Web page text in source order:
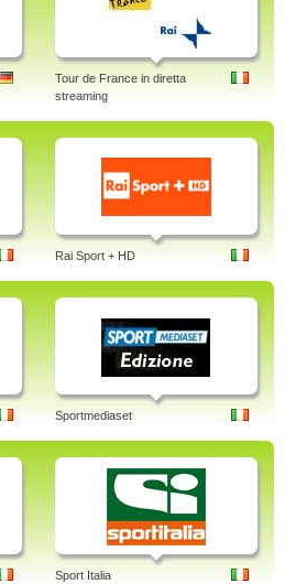
Tour de France in diretta
streaming
Rai Sport + HD
Sportmediaset
Sport Italia